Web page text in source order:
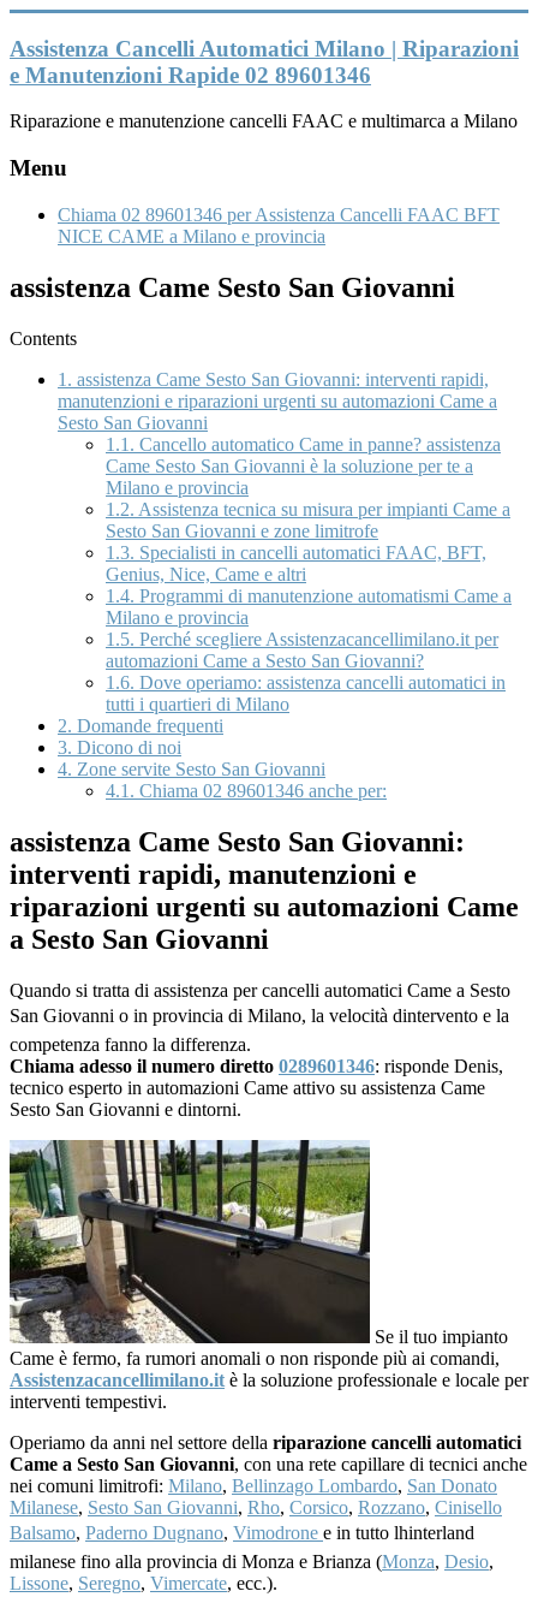
al
contenuto
Assistenza Cancelli Automatici Milano | Riparazioni
e Manutenzioni Rapide 02 89601346
Riparazione e manutenzione cancelli FAAC e multimarca a Milano
Menu
Chiama 02 89601346 per Assistenza Cancelli FAAC BFT
NICE CAME a Milano e provincia
assistenza Came Sesto San Giovanni
Contents
1. assistenza Came Sesto San Giovanni: interventi rapidi,
manutenzioni e riparazioni urgenti su automazioni Came a
Sesto San Giovanni
1.1. Cancello automatico Came in panne? assistenza
Came Sesto San Giovanni è la soluzione per te a
Milano e provincia
1.2. Assistenza tecnica su misura per impianti Came a
Sesto San Giovanni e zone limitrofe
1.3. Specialisti in cancelli automatici FAAC, BFT,
Genius, Nice, Came e altri
1.4. Programmi di manutenzione automatismi Came a
Milano e provincia
1.5. Perché scegliere Assistenzacancellimilano.it per
automazioni Came a Sesto San Giovanni?
1.6. Dove operiamo: assistenza cancelli automatici in
tutti i quartieri di Milano
2. Domande frequenti
3. Dicono di noi
4. Zone servite Sesto San Giovanni
4.1. Chiama 02 89601346 anche per:
assistenza Came Sesto San Giovanni:
interventi rapidi, manutenzioni e
riparazioni urgenti su automazioni Came
a Sesto San Giovanni
Quando si tratta di assistenza per cancelli automatici Came a Sesto
San Giovanni o in provincia di Milano, la velocità dintervento e la
competenza fanno la differenza.
Chiama adesso il numero diretto 0289601346: risponde Denis,
tecnico esperto in automazioni Came attivo su assistenza Came
Sesto San Giovanni e dintorni.
Se il tuo impianto
Came è fermo, fa rumori anomali o non risponde più ai comandi,
Assistenzacancellimilano.it è la soluzione professionale e locale per
interventi tempestivi.
Operiamo da anni nel settore della riparazione cancelli automatici
Came a Sesto San Giovanni, con una rete capillare di tecnici anche
nei comuni limitrofi: Milano, Bellinzago Lombardo, San Donato
Milanese, Sesto San Giovanni, Rho, Corsico, Rozzano, Cinisello
Balsamo, Paderno Dugnano, Vimodrone e in tutto lhinterland
milanese fino alla provincia di Monza e Brianza (Monza, Desio,
Lissone, Seregno, Vimercate, ecc.).